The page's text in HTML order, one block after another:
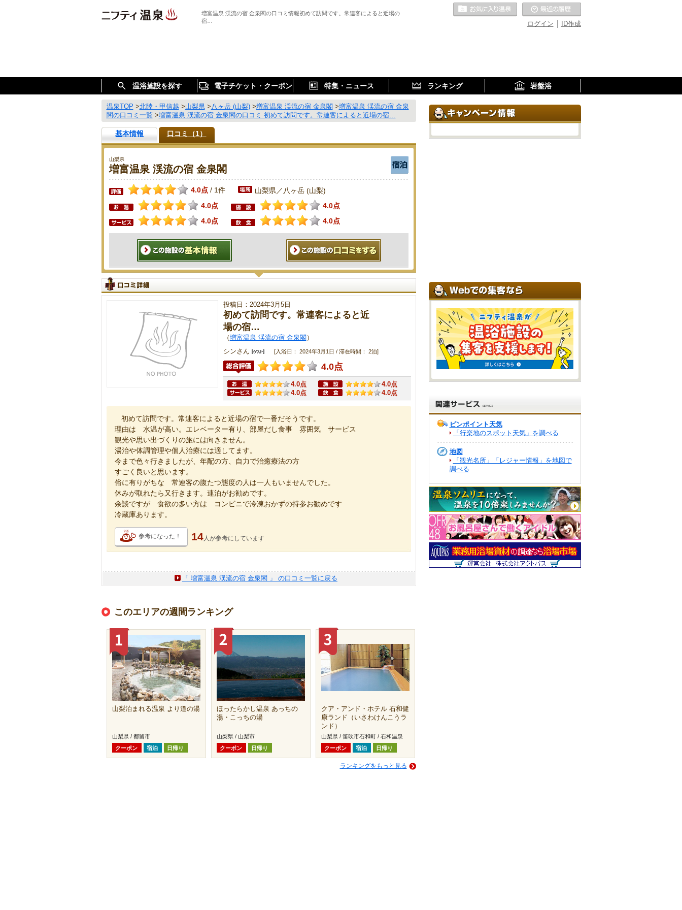
増富温泉 渓流の宿 金泉閣の口コミ情報初めて訪問です。常連客によると近場の
宿…
ID作成
ログイン
お気に入りの温泉
温浴施設を探す 電子チケット・クーポン 特集・ニュース ランキング 岩盤浴
温泉TOP >北陸・甲信越 >山梨県>八ヶ岳 (山梨)>増富温泉 渓流の宿 金泉閣 >増富温泉 渓流の宿 金泉
閣の口コミ一覧 >増富温泉 渓流の宿 金泉閣の口コミ 初めて訪問です。常連客によると近場の宿…
基本情報 口コミ（1）
山梨県
増富温泉 渓流の宿 金泉閣
4.0点 / 1件 山梨県／八ヶ岳 (山梨)
4.0点
4.0点
4.0点
4.0点
投稿日：2024年3月5日
初めて訪問です。常連客によると近
場の宿…
（増富温泉 渓流の宿 金泉閣 ）
シンさん
[入浴日： 2024年3月1日 / 滞在時間： 2泊]
4.0点
4.0点
4.0点
4.0点
4.0点
初めて訪問です。常連客によると近場の宿で一番だそうです。
理由は 水温が高い。エレベーター有り、部屋だし食事 雰囲気 サービス
観光や思い出づくりの旅には向きません。
湯治や体調管理や個人治療には適してます。
今まで色々行きましたが、年配の方、自力で治癒療法の方
すごく良いと思います。
俗に有りがちな 常連客の腹たつ態度の人は一人もいませんでした。
休みが取れたら又行きます。連泊がお勧めです。
余談ですが 食欲の多い方は コンビニで冷凍おかずの持参お勧めです
冷蔵庫あります。
参考になった！ 14人が参考にしています
「 増富温泉 渓流の宿 金泉閣 」 の口コミ一覧に戻る
このエリアの週間ランキング
山梨泊まれる温泉 より道の湯
山梨県 / 都留市
クーポン
宿泊 日帰り
ほったらかし温泉 あっちの
湯・こっちの湯
山梨県 / 山梨市
クーポン
日帰り
クア・アンド・ホテル 石和健
康ランド（いさわけんこうラ
ンド）
山梨県 / 笛吹市石和町 / 石和温泉
クーポン
宿泊 日帰り
ランキングをもっと見る
ピンポイント天気
「行楽地のスポット天気」を調べる
地図
「観光名所」「レジャー情報」を地図で
調べる